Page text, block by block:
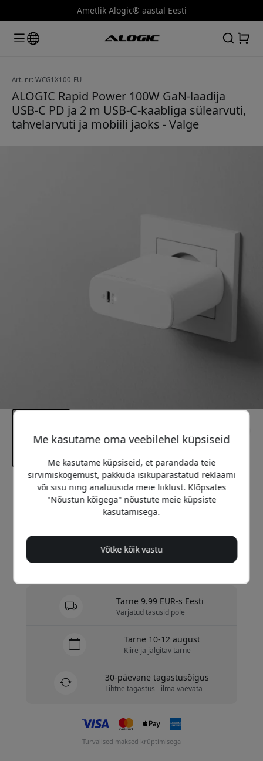
Ametlik Alogic® aastal Eesti
Art. nr: WCG1X100-EU
ALOGIC Rapid Power 100W GaN-laadija
USB-C PD ja 2 m USB-C-kaabliga sülearvuti,
tahvelarvuti ja mobiili jaoks - Valge
Soovitatav hind
89.99 EUR
Osta nüüd
Tarne 9.99 EUR-s Eesti
Varjatud tasusid pole
Tarne 10-12 august
Kiire ja jälgitav tarne
30-päevane tagastusõigus
Lihtne tagastus - ilma vaevata
Turvalised maksed krüptimisega
Me kasutame oma veebilehel küpsiseid
Me kasutame küpsiseid, et parandada teie
sirvimiskogemust, pakkuda isikupärastatud reklaami
või sisu ning analüüsida meie liiklust. Klõpsates
"Nõustun kõigega" nõustute meie küpsiste
kasutamisega.
Võtke kõik vastu